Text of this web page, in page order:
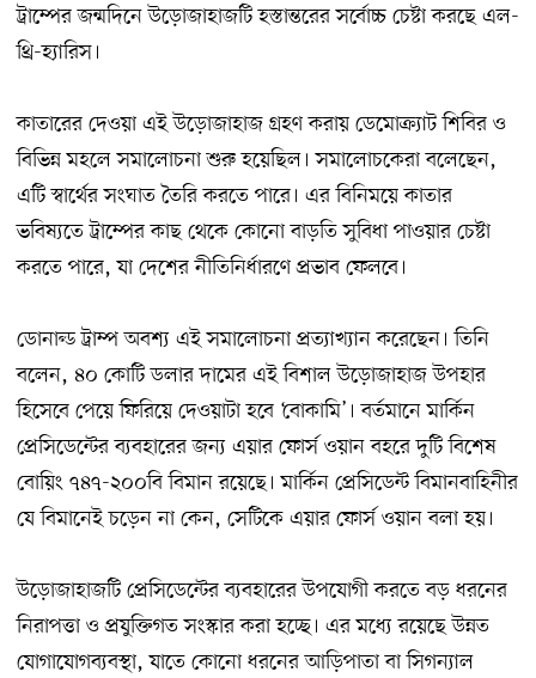
ট্রাম্পের জন্মদিনে উড়োজাহাজটি হস্তান্তরের সর্বোচ্চ চেষ্টা করছে এল-
থ্রি-হ্যারিস।
কাতারের দেওয়া এই উড়োজাহাজ গ্রহণ করায় ডেমোক্র্যাট শিবির ও
বিভিন্ন মহলে সমালোচনা শুরু হয়েছিল। সমালোচকেরা বলেছেন,
এটি স্বার্থের সংঘাত তৈরি করতে পারে। এর বিনিময়ে কাতার
ভবিষ্যতে ট্রাম্পের কাছ থেকে কোনো বাড়তি সুবিধা পাওয়ার চেষ্টা
করতে পারে, যা দেশের নীতিনির্ধারণে প্রভাব ফেলবে।
ডোনাল্ড ট্রাম্প অবশ্য এই সমালোচনা প্রত্যাখ্যান করেছেন। তিনি
বলেন, ৪০ কোটি ডলার দামের এই বিশাল উড়োজাহাজ উপহার
হিসেবে পেয়ে ফিরিয়ে দেওয়াটা হবে ‘বোকামি’। বর্তমানে মার্কিন
প্রেসিডেন্টের ব্যবহারের জন্য এয়ার ফোর্স ওয়ান বহরে দুটি বিশেষ
বোয়িং ৭৪৭-২০০বি বিমান রয়েছে। মার্কিন প্রেসিডেন্ট বিমানবাহিনীর
যে বিমানেই চড়েন না কেন, সেটিকে এয়ার ফোর্স ওয়ান বলা হয়।
উড়োজাহাজটি প্রেসিডেন্টের ব্যবহারের উপযোগী করতে বড় ধরনের
নিরাপত্তা ও প্রযুক্তিগত সংস্কার করা হচ্ছে। এর মধ্যে রয়েছে উন্নত
যোগাযোগব্যবস্থা, যাতে কোনো ধরনের আড়িপাতা বা সিগন্যাল